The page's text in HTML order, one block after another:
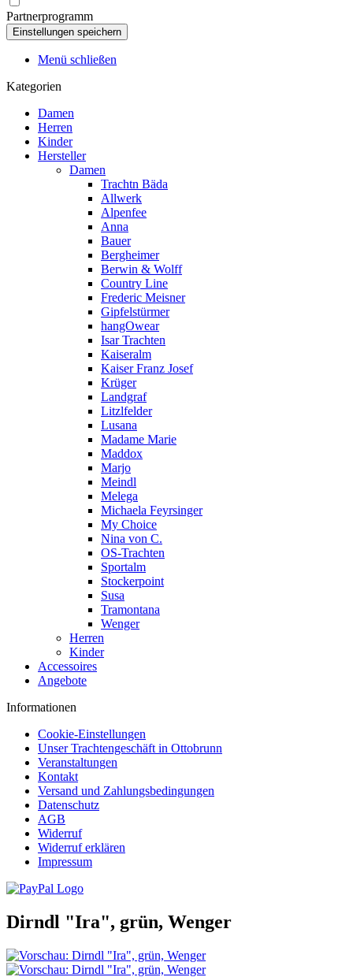
Partnerprogramm
Menü schließen
Kategorien
Damen
Herren
Kinder
Hersteller
Damen
Trachtn Bäda
Allwerk
Alpenfee
Anna
Bauer
Bergheimer
Berwin & Wolff
Country Line
Frederic Meisner
Gipfelstürmer
hangOwear
Isar Trachten
Kaiseralm
Kaiser Franz Josef
Krüger
Landgraf
Litzlfelder
Lusana
Madame Marie
Maddox
Marjo
Meindl
Melega
Michaela Feyrsinger
My Choice
Nina von C.
OS-Trachten
Sportalm
Stockerpoint
Susa
Tramontana
Wenger
Herren
Kinder
Accessoires
Angebote
Informationen
Cookie-Einstellungen
Unser Trachtengeschäft in Ottobrunn
Veranstaltungen
Kontakt
Versand und Zahlungsbedingungen
Datenschutz
AGB
Widerruf
Widerruf erklären
Impressum
Dirndl "Ira", grün, Wenger